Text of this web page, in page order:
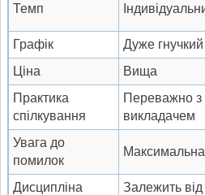
Темп
Графік
Дуже гнучкий
Ціна
Вища
Практика
спілкування
Переважно з
викладачем
Увага до
помилок
Максимальна
Дисципліна Залежить